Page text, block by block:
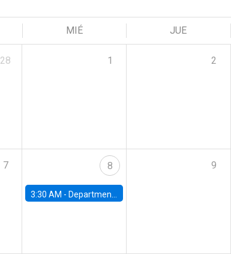
MIÉ JUE
28 1 2
7 8
3:30 AM - Department Seminar: James Robinson
9